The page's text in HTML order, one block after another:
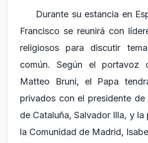
Durante su estancia en
Francisco se reunirá con
religiosos para discutir
común. Según el portavoz
Matteo Bruni, el Papa
privados con el presidente de
de Cataluña, Salvador Illa, y la
la Comunidad de Madrid,